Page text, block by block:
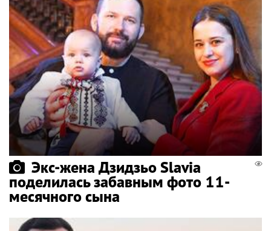
Экс-жена Дзидзьо Slavia
поделилась забавным фото 11-
месячного сына